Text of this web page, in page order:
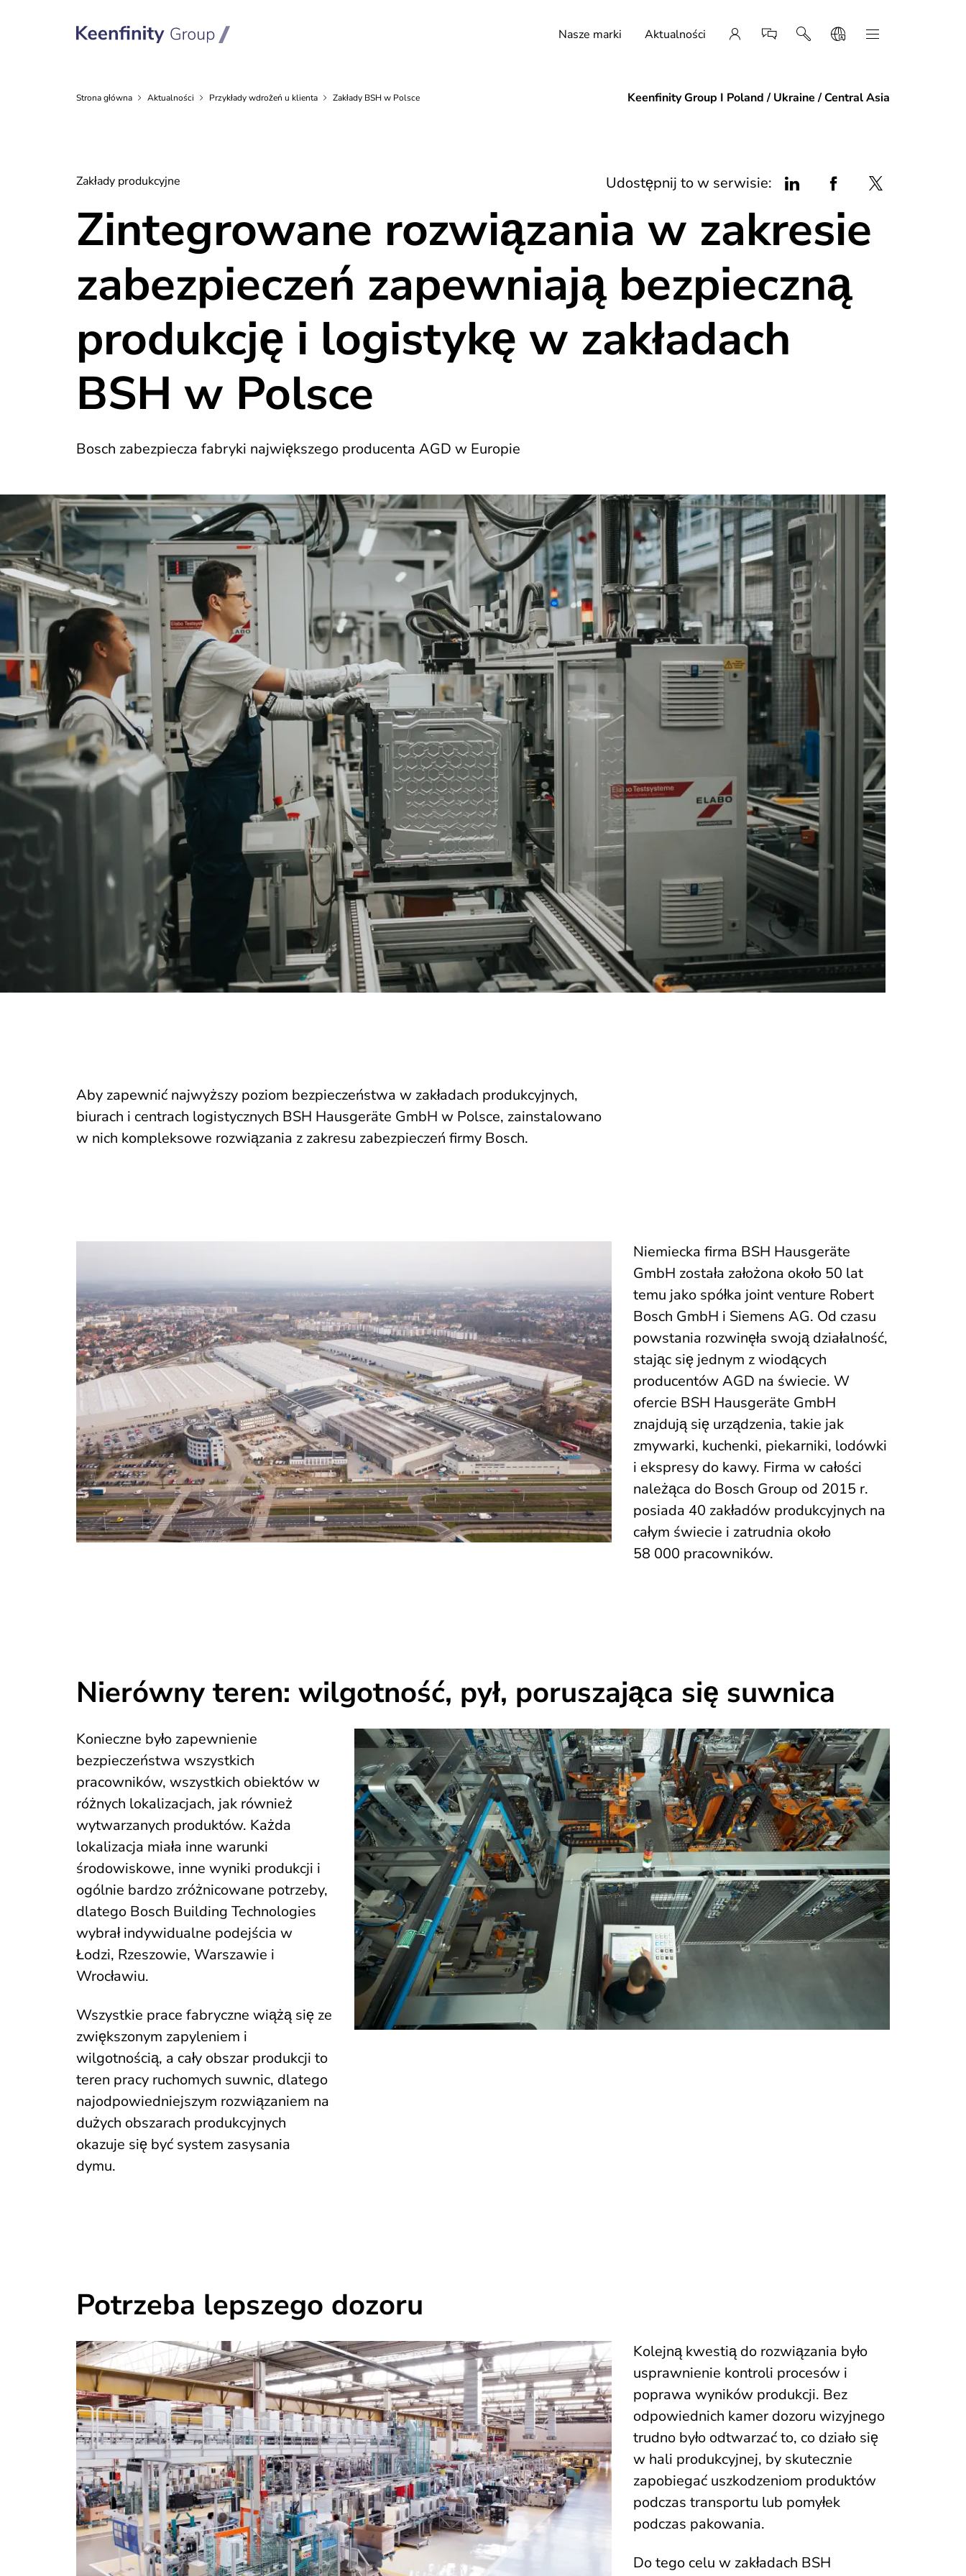
Nasze marki Aktualności
Stronagłówna Aktualności Przykłady wdrożeń u klienta Zakłady BSH w Polsce Keenfinity Group I Poland / Ukraine / Central Asia
Zakłady produkcyjne Udostępnij to w serwisie:
Zintegrowane rozwiązania w zakresie
zabezpieczeń zapewniają bezpieczną
produkcję i logistykę w zakładach
BSH w Polsce
Bosch zabezpiecza fabryki największego producenta AGD w Europie
Aby zapewnić najwyższy poziom bezpieczeństwa w zakładach produkcyjnych,
biurach i centrach logistycznych BSH Hausgeräte GmbH w Polsce, zainstalowano
w nich kompleksowe rozwiązania z zakresu zabezpieczeń firmy Bosch.
Niemiecka firma BSH Hausgeräte
GmbH została założona około 50 lat
temu jako spółka joint venture Robert
Bosch GmbH i Siemens AG. Od czasu
powstania rozwinęła swoją działalność,
stając się jednym z wiodących
producentów AGD na świecie. W
ofercie BSH Hausgeräte GmbH
znajdują się urządzenia, takie jak
zmywarki, kuchenki, piekarniki, lodówki
i ekspresy do kawy. Firma w całości
należąca do Bosch Group od 2015 r.
posiada 40 zakładów produkcyjnych na
całym świecie i zatrudnia około
58 000 pracowników.
Nierówny teren: wilgotność, pył, poruszająca się suwnica
Konieczne było zapewnienie
bezpieczeństwa wszystkich
pracowników, wszystkich obiektów w
różnych lokalizacjach, jak również
wytwarzanych produktów. Każda
lokalizacja miała inne warunki
środowiskowe, inne wyniki produkcji i
ogólnie bardzo zróżnicowane potrzeby,
dlatego Bosch Building Technologies
wybrał indywidualne podejścia w
Łodzi, Rzeszowie, Warszawie i
Wrocławiu.
Wszystkie prace fabryczne wiążą się ze
zwiększonym zapyleniem i
wilgotnością, a cały obszar produkcji to
teren pracy ruchomych suwnic, dlatego
najodpowiedniejszym rozwiązaniem na
dużych obszarach produkcyjnych
okazuje się być system zasysania
dymu.
Potrzeba lepszego dozoru
Kolejną kwestią do rozwiązania było
usprawnienie kontroli procesów i
poprawa wyników produkcji. Bez
odpowiednich kamer dozoru wizyjnego
trudno było odtwarzać to, co działo się
w hali produkcyjnej, by skutecznie
zapobiegać uszkodzeniom produktów
podczas transportu lub pomyłek
podczas pakowania.
Do tego celu w zakładach BSH